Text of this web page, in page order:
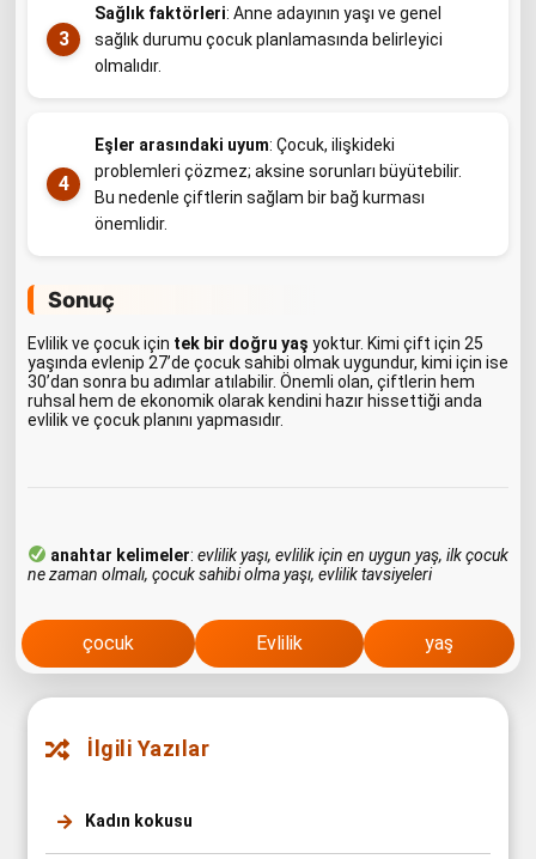
Sağlık faktörleri: Anne adayının yaşı ve genel
sağlık durumu çocuk planlamasında belirleyici
olmalıdır.
Eşler arasındaki uyum: Çocuk, ilişkideki
problemleri çözmez; aksine sorunları büyütebilir.
Bu nedenle çiftlerin sağlam bir bağ kurması
önemlidir.
Sonuç
Evlilik ve çocuk için tek bir doğru yaş yoktur. Kimi çift için 25
yaşında evlenip 27’de çocuk sahibi olmak uygundur, kimi için ise
30’dan sonra bu adımlar atılabilir. Önemli olan, çiftlerin hem
ruhsal hem de ekonomik olarak kendini hazır hissettiği anda
evlilik ve çocuk planını yapmasıdır.
anahtar kelimeler: evlilik yaşı, evlilik için en uygun yaş, ilk çocuk
ne zaman olmalı, çocuk sahibi olma yaşı, evlilik tavsiyeleri
çocuk Evlilik yaş
İlgili Yazılar
Kadın kokusu